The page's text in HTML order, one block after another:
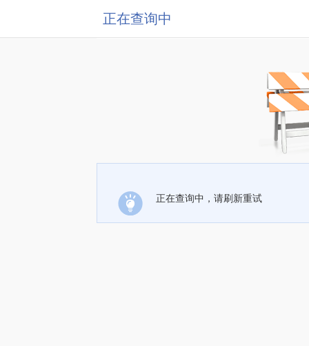
正在查询中
正在查询中，请刷新重试